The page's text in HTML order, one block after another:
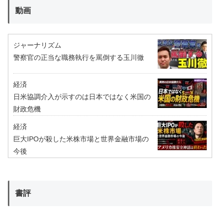
動画
ジャーナリズム
警察官の正当な職務執行を罵倒する玉川徹
経済
日米協調介入が示すのは日本ではなく米国の
財政危機
経済
巨大IPOが殺した米株市場と世界金融市場の
今後
書評